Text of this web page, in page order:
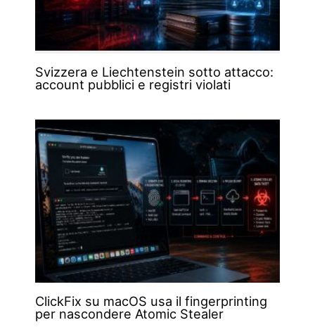
Svizzera e Liechtenstein sotto attacco:
account pubblici e registri violati
ClickFix su macOS usa il fingerprinting
per nascondere Atomic Stealer